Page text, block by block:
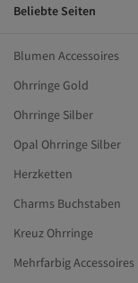
Beliebte Seiten
Blumen Accessoires
Ohrringe Gold
Ohrringe Silber
Opal Ohrringe Silber
Herzketten
Charms Buchstaben
Kreuz Ohrringe
Mehrfarbig Accessoires